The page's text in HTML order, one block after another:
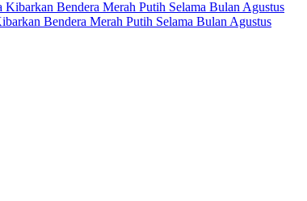
Bendera Merah Putih Selama Bulan Agustus